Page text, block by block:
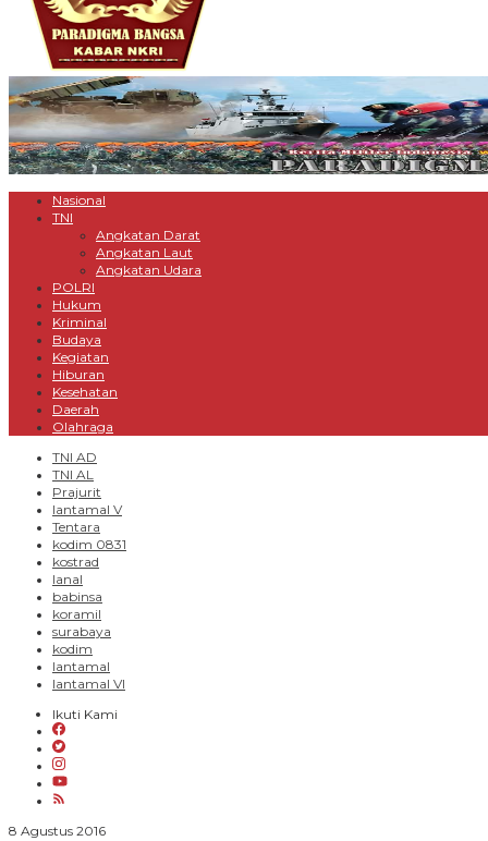
Nasional
TNI
Angkatan Darat
Angkatan Laut
Angkatan Udara
POLRI
Hukum
Kriminal
Budaya
Kegiatan
Hiburan
Kesehatan
Daerah
Olahraga
TNI AD
TNI AL
Prajurit
lantamal V
Tentara
kodim 0831
kostrad
lanal
babinsa
koramil
surabaya
kodim
lantamal
lantamal VI
Ikuti Kami
8 Agustus 2016oleh